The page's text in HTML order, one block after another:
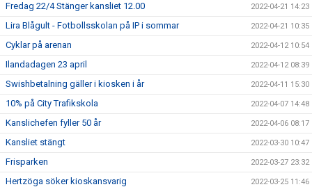
Fredag 22/4 Stänger kansliet 12.00 2022-04-21 14:23
Lira Blågult - Fotbollsskolan på IP i sommar 2022-04-21 10:35
Cyklar på arenan 2022-04-12 10:54
Ilandadagen 23 april 2022-04-12 08:39
Swishbetalning gäller i kiosken i år 2022-04-11 15:30
10% på City Trafikskola 2022-04-07 14:48
Kanslichefen fyller 50 år 2022-04-06 08:17
Kansliet stängt 2022-03-30 10:47
Frisparken 2022-03-27 23:32
Hertzöga söker kioskansvarig 2022-03-25 11:46